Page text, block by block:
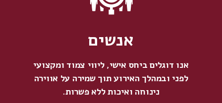
אנשים
אנו דוגלים ביחס אישי, ליווי צמוד ומקצועי
לפני ובמהלך האירוע תוך שמירה על אווירה
נינוחה ואיכות ללא פשרות.